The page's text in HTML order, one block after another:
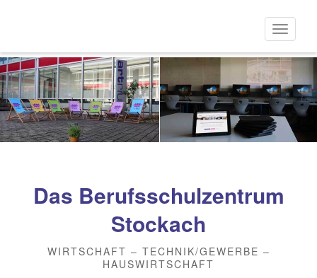
Inhalt
Das Berufsschulzentrum
Stockach
WIRTSCHAFT – TECHNIK/GEWERBE –
HAUSWIRTSCHAFT